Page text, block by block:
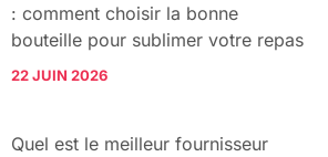
: comment choisir la bonne
bouteille pour sublimer votre repas
22 JUIN 2026
Quel est le meilleur fournisseur